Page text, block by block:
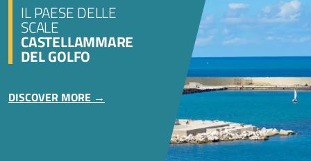
IL PAESE DELLE
SCALE
CASTELLAMMARE
DEL GOLFO
DISCOVER MORE